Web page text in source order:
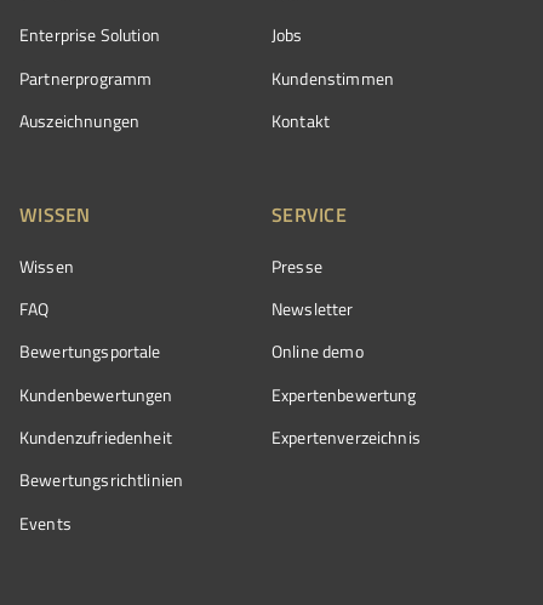
Enterprise Solution
Partnerprogramm
Auszeichnungen
Jobs
Kundenstimmen
Kontakt
WISSEN
Wissen
FAQ
Bewertungsportale
Kundenbewertungen
Kundenzufriedenheit
Bewertungs­richtlinien
Events
SERVICE
Presse
Newsletter
Online demo
Expertenbewertung
Expertenverzeichnis